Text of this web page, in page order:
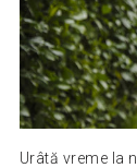
Urâtă vreme la